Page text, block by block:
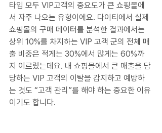
타입 모두 VIP고객의 중요도가 큰 쇼핑몰에
서 자주 나오는 유형이에요. 다이티에서 실제
쇼핑몰의 구매 데이터를 분석한 결과에서는
상위 10%를 차지하는 VIP 고객 군의 전체 매
출 비중은 적게는 30%에서 많게는 60%까
지 이르렀는데요. 내 쇼핑몰에서 큰 매출을 담
당하는 VIP 고객의 이탈을 감지하고 예방하
는 것도 “고객 관리”를 해야 하는 중요한 이유
이기도 합니다.